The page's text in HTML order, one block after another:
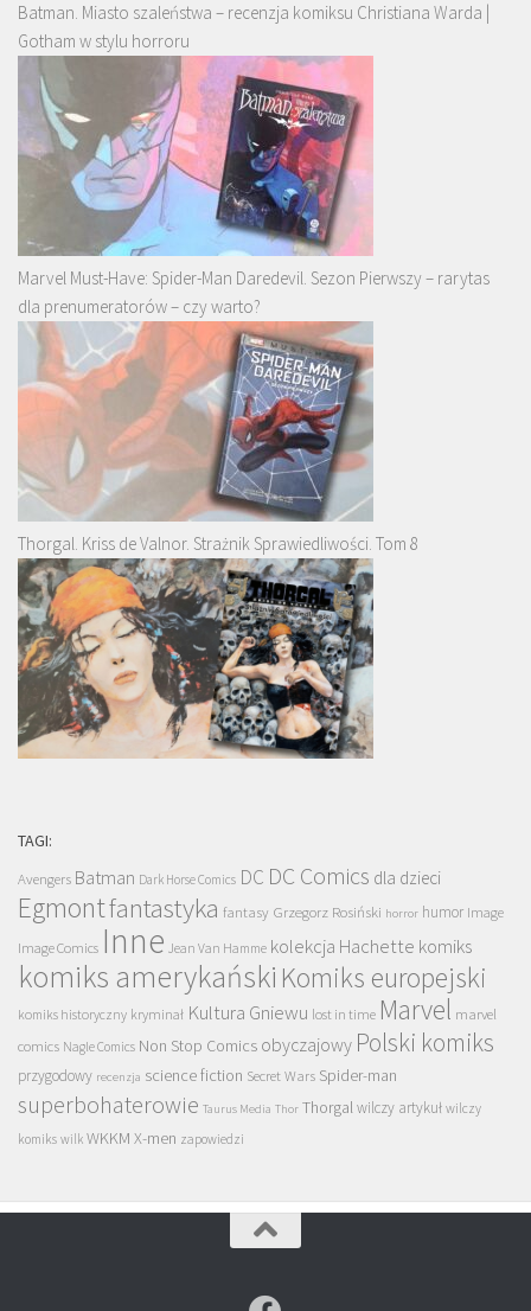
Batman. Miasto szaleństwa – recenzja komiksu Christiana Warda |
Gotham w stylu horroru
Marvel Must-Have: Spider-Man Daredevil. Sezon Pierwszy – rarytas
dla prenumeratorów – czy warto?
Thorgal. Kriss de Valnor. Strażnik Sprawiedliwości. Tom 8
TAGI:
Avengers Batman Dark Horse Comics DC DC Comics dla dzieci
Egmontfantastyka fantasy Grzegorz Rosiński horror humor Image
Image Comics Inne Jean Van Hamme kolekcja Hachette komiks
komiks amerykański Komiks europejski
komiks historyczny kryminał Kultura Gniewu lost in time Marvel marvel
comics Nagle Comics Non Stop Comics obyczajowy Polski komiks
przygodowy recenzja science fiction Secret Wars Spider-man
superbohaterowie Taurus Media Thor Thorgalwilczy artykuł wilczy
komiks wilk WKKM X-men zapowiedzi